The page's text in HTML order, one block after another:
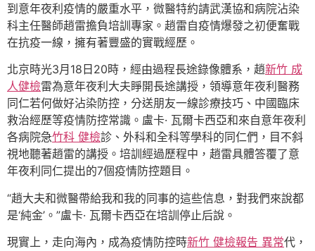
到意年夜利疫情的嚴重水平，微醫特約請武漢協和病院沾染
科主任醫師趙雷擔負培訓專家。趙雷自疫情爆發之初便奮戰
在抗疫一線，擁有著豐盛的實戰經歷。
北京時光3月18日20時，經由過程長途錄像體系，趙新竹 成
人健檢雷為意年夜利大夫睜開長途講授，領導意年夜利醫務
同仁若何做好沾染防控，分送朋友一線診療技巧、中國臨床
救治經歷等疫情防控常識。盧卡· 瓦爾卡西亞和來自意年夜利
各病院急竹科 健檢診、外科和全科等學科的同仁們，目不斜
視地聽著趙雷的講授。培訓經過歷程中，趙雷具體答覆了意
年夜利同仁提出的7個疫情防控題目。
“趙大夫和微醫帶給我和我的同事的這些信息，對我們來說都
是‘純金’。”盧卡· 瓦爾卡西亞在培訓停止后說。
現實上，走向海內，成為疫情防控時新竹 健檢報告 異常代，